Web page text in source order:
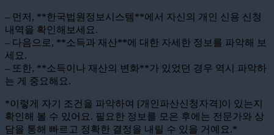
– 먼저, **한국법원정보시스템**에서 자신의 개인 신용 신청
내역을 확인해보세요.
– 다음으로, **소득과 재산**에 대한 자세한 정보를 파악해 보
세요.
– 또한, **소득이나 재산의 변화**가 있었던 경우 역시 파악하
는 게 중요해요.
*이렇게 자기 조건을 파악하여 [개인파산신청자격]이 있는지
확인해 볼 수 있어요. 필요한 정보를 모은 후에는 전문가와 상
담을 통해 빠르고 정확한 결정을 내릴 수 있을 거예요.*